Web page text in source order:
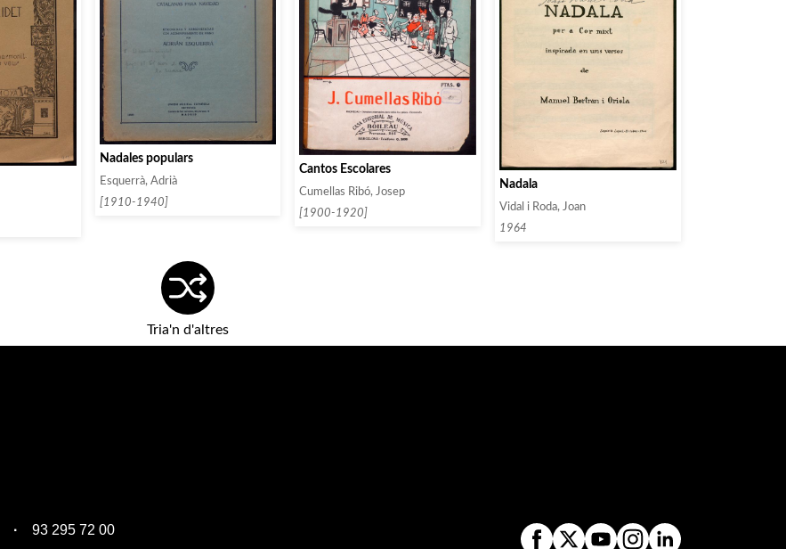
Nadales populars
Esquerrà, Adrià
[1910-1940]
Cantos Escolares
Cumellas Ribó, Josep
[1900-1920]
Nadala
Vidal i Roda, Joan
1964
Tria'n d'altres
93 295 72 00